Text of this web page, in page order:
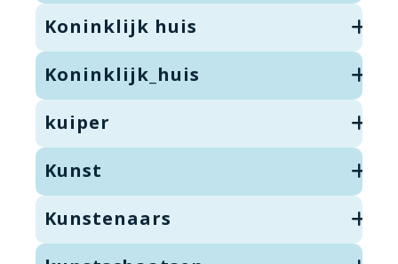
Koninklijk huis
Koninklijk_huis
kuiper
Kunst
Kunstenaars